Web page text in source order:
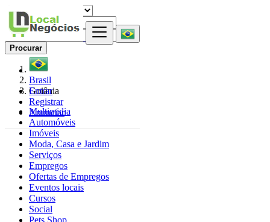
Entrar
Registrar
Anunciar
Procurar
Brasil
Goiânia
Multimidia
Automóveis
Imóveis
Moda, Casa e Jardim
Serviços
Empregos
Ofertas de Empregos
Eventos locais
Cursos
Social
Pets Shop